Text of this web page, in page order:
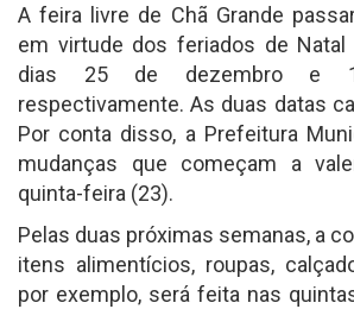
A feira livre de Chã Grande
em virtude dos feriados de Natal
dias 25 de dezembro e
respectivamente. As duas datas
Por conta disso, a Prefeitura
mudanças que começam a
quinta-feira (23).
Pelas duas próximas semanas, a
itens alimentícios, roupas,
por exemplo, será feita nas